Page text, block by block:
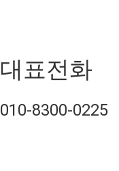
대표전화
010-8300-0225